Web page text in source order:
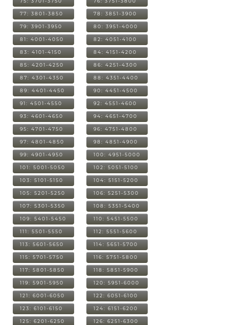
77: 3801-3850 78: 3851-3900
79: 3901-3950 80: 3951-4000
81: 4001-4050 82: 4051-4100
83: 4101-4150 84: 4151-4200
85: 4201-4250 86: 4251-4300
87: 4301-4350 88: 4351-4400
89: 4401-4450 90: 4451-4500
91: 4501-4550 92: 4551-4600
93: 4601-4650 94: 4651-4700
95: 4701-4750 96: 4751-4800
97: 4801-4850 98: 4851-4900
99: 4901-4950 100: 4951-5000
101: 5001-5050 102: 5051-5100
103: 5101-5150 104: 5151-5200
105: 5201-5250 106: 5251-5300
107: 5301-5350 108: 5351-5400
109: 5401-5450 110: 5451-5500
111: 5501-5550 112: 5551-5600
113: 5601-5650 114: 5651-5700
115: 5701-5750 116: 5751-5800
117: 5801-5850 118: 5851-5900
119: 5901-5950 120: 5951-6000
121: 6001-6050 122: 6051-6100
123: 6101-6150 124: 6151-6200
125: 6201-6250 126: 6251-6300